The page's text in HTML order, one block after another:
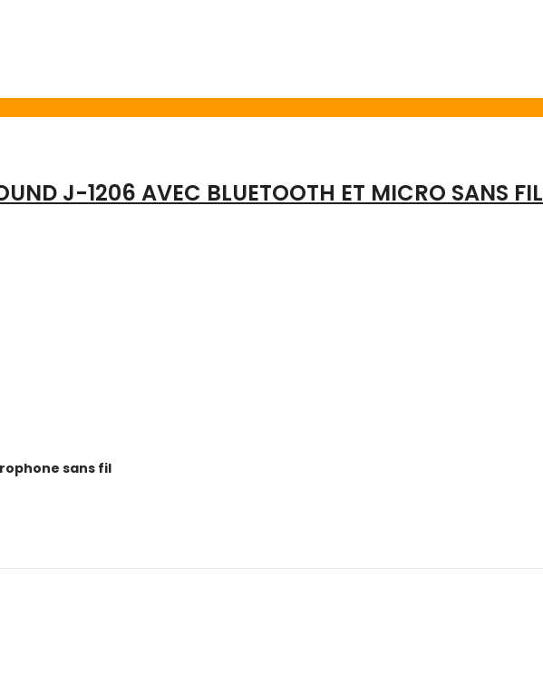
J-1206 AVEC BLUETOOTH ET MICRO SANS FIL
sans fil